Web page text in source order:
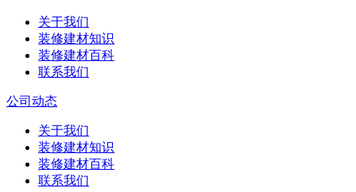
关于我们
装修建材知识
装修建材百科
联系我们
公司动态
关于我们
装修建材知识
装修建材百科
联系我们